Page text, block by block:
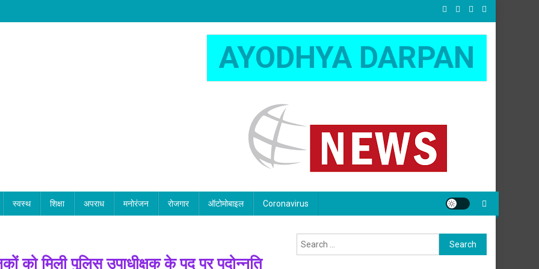
AYODHYA DARPAN
स्वस्थ शिक्षा अपराध मनोरंजन रोजगार ऑटोमोबाइल Coronavirus
को मिली पुलिस उपाधीक्षक के पद पर पदोन्नति
Search
for: